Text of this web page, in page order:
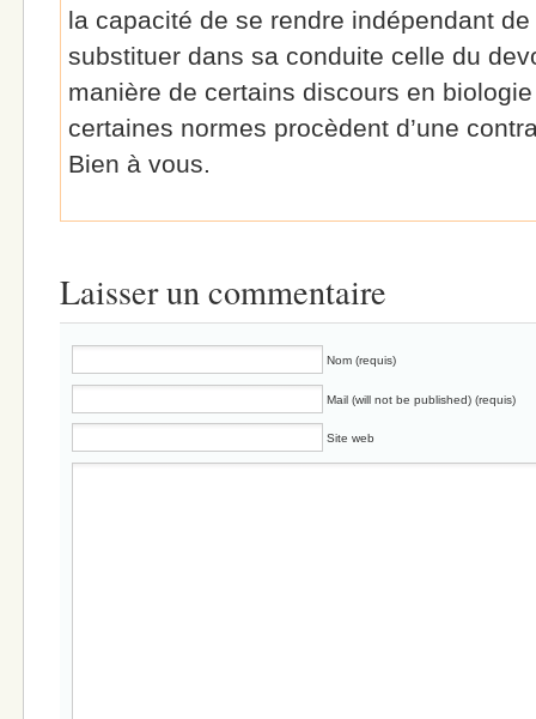
la capacité de se rendre indépendant
substituer dans sa conduite celle du
manière de certains discours en
certaines normes procèdent d’une
Bien à vous.
Laisser un commentaire
Nom (requis)
Mail (will not be published) (requis)
Site web